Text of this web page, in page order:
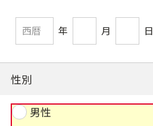
年 月 日
性別
男性